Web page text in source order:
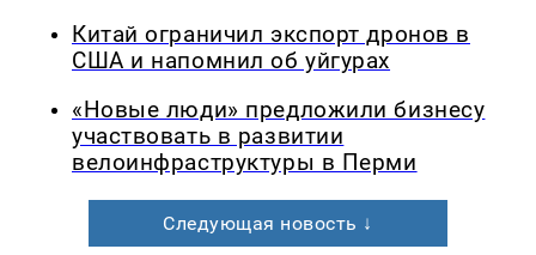
Китай ограничил экспорт дронов в
США и напомнил об уйгурах
«Новые люди» предложили бизнесу
участвовать в развитии
велоинфраструктуры в Перми
Следующая новость ↓